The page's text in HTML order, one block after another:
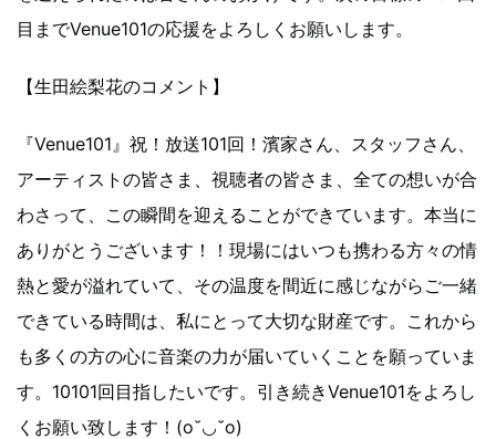
目までVenue101の応援をよろしくお願いします。
【生田絵梨花のコメント】
『Venue101』祝！放送101回！濱家さん、スタッフさん、
アーティストの皆さま、視聴者の皆さま、全ての想いが合
わさって、この瞬間を迎えることができています。本当に
ありがとうございます！！現場にはいつも携わる方々の情
熱と愛が溢れていて、その温度を間近に感じながらご一緒
できている時間は、私にとって大切な財産です。これから
も多くの方の心に音楽の力が届いていくことを願っていま
す。10101回目指したいです。引き続きVenue101をよろし
くお願い致します！(o˘◡˘o)